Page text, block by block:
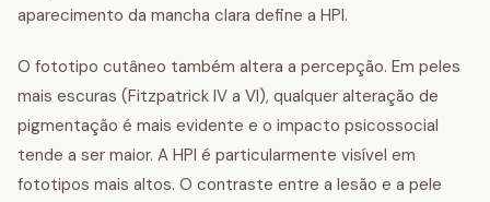
aparecimento da mancha clara define a HPI.
O fototipo cutâneo também altera a percepção. Em peles
mais escuras (Fitzpatrick IV a VI), qualquer alteração de
pigmentação é mais evidente e o impacto psicossocial
tende a ser maior. A HPI é particularmente visível em
fototipos mais altos. O contraste entre a lesão e a pele